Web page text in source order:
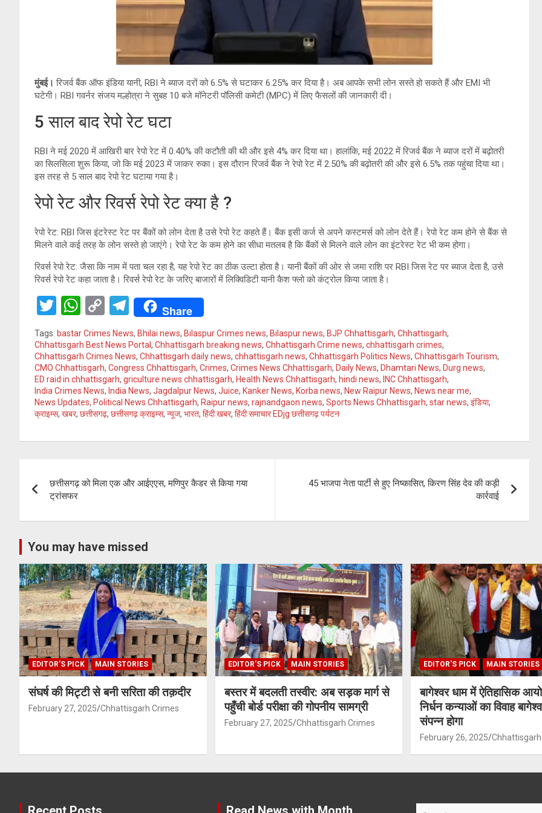
मुंबई।रिजर्व बैंक ऑफ इंडिया यानी, RBI ने ब्याज दरों को 6.5% से घटाकर 6.25% कर दिया है। अब आपके सभी लोन सस्ते हो सकते हैं और EMI भी
घटेगी। RBI गवर्नर संजय मल्होत्रा ने सुबह 10 बजे मॉनेटरी पॉलिसी कमेटी (MPC) में लिए फैसलों की जानकारी दी।
5 साल बाद रेपो रेट घटा
RBI ने मई 2020 में आखिरी बार रेपो रेट में 0.40% की कटौती की थी और इसे 4% कर दिया था। हालांकि, मई 2022 में रिजर्व बैंक ने ब्याज दरों में बढ़ोतरी
का सिलसिला शुरू किया, जो कि मई 2023 में जाकर रुका। इस दौरान रिजर्व बैंक ने रेपो रेट में 2.50% की बढ़ोतरी की और इसे 6.5% तक पहुंचा दिया था।
इस तरह से 5 साल बाद रेपो रेट घटाया गया है।
रेपो रेट और रिवर्स रेपो रेट क्या है ?
रेपो रेट: RBI जिस इंटरेस्ट रेट पर बैंकों को लोन देता है उसे रेपो रेट कहते हैं। बैंक इसी कर्ज से अपने कस्टमर्स को लोन देते हैं। रेपो रेट कम होने से बैंक से
मिलने वाले कई तरह के लोन सस्ते हो जाएंगे। रेपो रेट के कम होने का सीधा मतलब है कि बैंकों से मिलने वाले लोन का इंटरेस्ट रेट भी कम होगा।
रिवर्स रेपो रेट: जैसा कि नाम में पता चल रहा है, यह रेपो रेट का ठीक उल्टा होता है। यानी बैंकों की ओर से जमा राशि पर RBI जिस रेट पर ब्याज देता है, उसे
रिवर्स रेपो रेट कहा जाता है। रिवर्स रेपो रेट के जरिए बाजारों में लिक्विडिटी यानी कैश फ्लो को कंट्रोल किया जाता है।
T
wi
tt
er
W
h
at
s
A
p
p
C
o
py
Li
n
k
T
el
e
gr
a
m
Share
Tags: bastar Crimes News, Bhilai news, Bilaspur Crimes news, Bilaspur news, BJP Chhattisgarh, Chhattisgarh,
Chhattisgarh Best News Portal, Chhattisgarh breaking news, Chhattisgarh Crime news, chhattisgarh crimes,
Chhattisgarh Crimes News, Chhattisgarh daily news, chhattisgarh news, Chhattisgarh Politics News, Chhattisgarh Tourism,
CMO Chhattisgarh, Congress Chhattisgarh, Crimes, Crimes News Chhattisgarh, Daily News, Dhamtari News, Durg news,
ED raid in chhattisgarh, griculture news chhattisgarh, Health News Chhattisgarh, hindi news, INC Chhattisgarh,
India Crimes News, India News, Jagdalpur News, Juice, Kanker News, Korba news, New Raipur News, News near me,
News Updates, Political News Chhattisgarh, Raipur news, rajnandgaon news, Sports News Chhattisgarh, star news, इंडिया,
क्राइम्स, खबर, छत्तीसगढ़, छत्तीसगढ़ क्राइम्स, न्यूज, भारत, हिंदी खबर, हिंदी समाचार EDjg छत्तीसगढ़ पर्यटन
navigation
छत्तीसगढ़ को मिला एक और आईएएस, मणिपुर कैडर से किया गया
ट्रांसफर
45 भाजपा नेता पार्टी से हुए निष्कासित, किरण सिंह देव की कड़ी
कार्रवाई
You may have missed
EDITOR'S PICK MAIN STORIES
संघर्ष की मिट्टी से बनी सरिता की तक़दीर
February 27, 2025 Chhattisgarh Crimes
EDITOR'S PICK MAIN STORIES
बस्तर में बदलती तस्वीर: अब सड़क मार्ग से
पहुँची बोर्ड परीक्षा की गोपनीय सामग्री
February 27, 2025 Chhattisgarh Crimes
EDITOR'S PICK MAIN STORIES
बागेश्वर धाम में ऐतिहासिक
निर्धन कन्याओं का विवाह
संपन्न होगा
February 26, 2025